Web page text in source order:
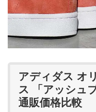
アディダス オ
ス 「アッシュ
通販価格比較